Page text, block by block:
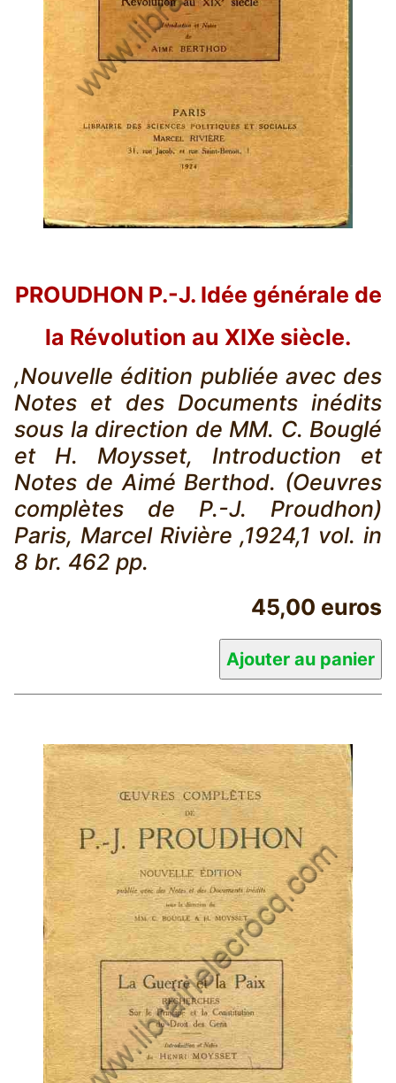
PROUDHON P.-J. Idée générale de
la Révolution au XIXe siècle.
,Nouvelle édition publiée avec des
Notes et des Documents inédits
sous la direction de MM. C. Bouglé
et H. Moysset, Introduction et
Notes de Aimé Berthod. (Oeuvres
complètes de P.-J. Proudhon)
Paris, Marcel Rivière ,1924,1 vol. in
8 br. 462 pp.
45,00 euros